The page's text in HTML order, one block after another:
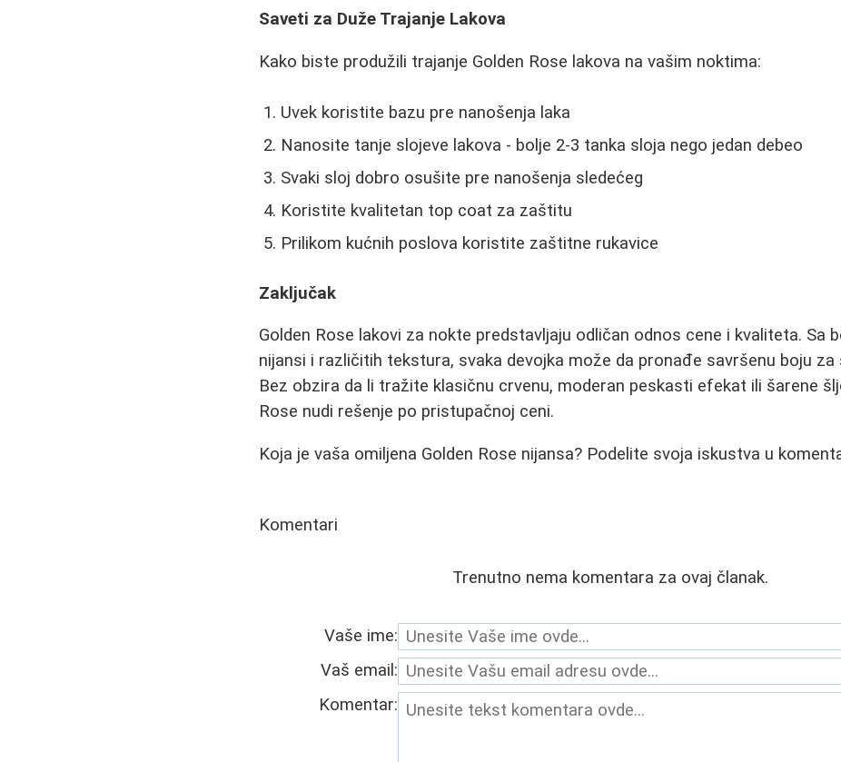
Saveti za Duže Trajanje Lakova
Kako biste produžili trajanje Golden Rose lakova na vašim noktima:
Uvek koristite bazu pre nanošenja laka
Nanosite tanje slojeve lakova - bolje 2-3 tanka sloja nego jedan debeo
Svaki sloj dobro osušite pre nanošenja sledećeg
Koristite kvalitetan top coat za zaštitu
Prilikom kućnih poslova koristite zaštitne rukavice
Zaključak
Golden Rose lakovi za nokte predstavljaju odličan odnos cene i kvaliteta. Sa
nijansi i različitih tekstura, svaka devojka može da pronađe savršenu boju za
Bez obzira da li tražite klasičnu crvenu, moderan peskasti efekat ili šarene
Rose nudi rešenje po pristupačnoj ceni.
Koja je vaša omiljena Golden Rose nijansa? Podelite svoja iskustva u
Komentari
Trenutno nema komentara za ovaj članak.
Vaše ime:
Vaš email:
Komentar: